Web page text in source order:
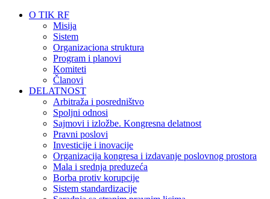
O TIK RF
Misija
Sistem
Organizaciona struktura
Program i planovi
Komiteti
Članovi
DELATNOST
Arbitraža i posredništvo
Spoljni odnosi
Sajmovi i izložbe. Kongresna delatnost
Pravni poslovi
Investicije i inovacije
Organizacija kongresa i izdavanje poslovnog prostora
Mala i srednja preduzeća
Borba protiv korupcije
Sistem standardizacije